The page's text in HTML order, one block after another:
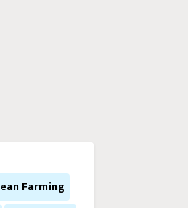
Farming